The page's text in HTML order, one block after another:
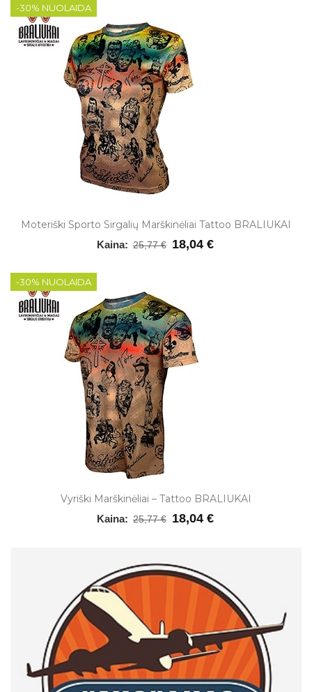
Moteriški Sporto Sirgalių Marškinėliai Tattoo BRALIUKAI
Kaina: 25,77 € 18,04 €
-30% NUOLAIDA
Vyriški Marškinėliai – Tattoo BRALIUKAI
Kaina: 25,77 € 18,04 €
-30% NUOLAIDA